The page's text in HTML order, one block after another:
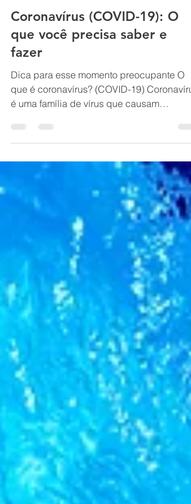
D.I Condomínios
28 de set. de 2021
2 min de leitura
Coronavírus (COVID-19): O
que você precisa saber e
fazer
Dica para esse momento preocupante O
é uma família de vírus que causam